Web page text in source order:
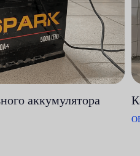
аккумулятора